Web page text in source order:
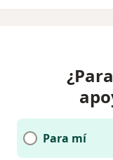
Para mí